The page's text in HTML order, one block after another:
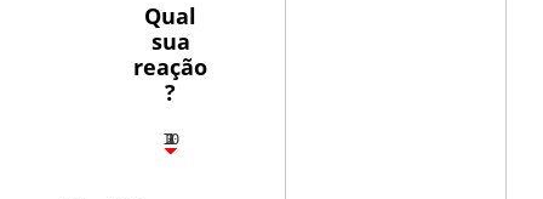
Qual
sua
reação
?
3
1
1
2
10